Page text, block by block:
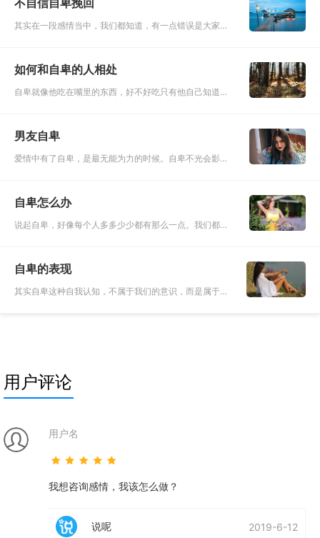
不自信自卑挽回
其实在一段感情当中，我们都知道，有一点错误是大家常
记了一个非常重要的
如何和自卑的人相处
自卑就像他吃在嘴里的东西，好不好吃只有他自己知道，
自己不如别人，然后
男友自卑
爱情中有了自卑，是最无能为力的时候。自卑不光会影响
晚会被自卑压垮。面
自卑怎么办
说起自卑，好像每个人多多少少都有那么一点。我们都被
自卑给我们带来的影
自卑的表现
其实自卑这种自我认知，不属于我们的意识，而是属于我
用户评论
用户名
我想咨询感情，我该怎么做？
说呢 2019-6-12